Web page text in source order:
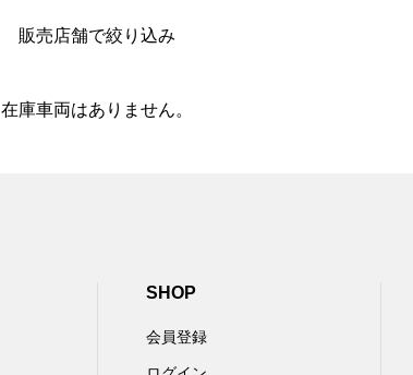
販売店舗で絞り込み
在庫車両はありません。
SHOP
会員登録